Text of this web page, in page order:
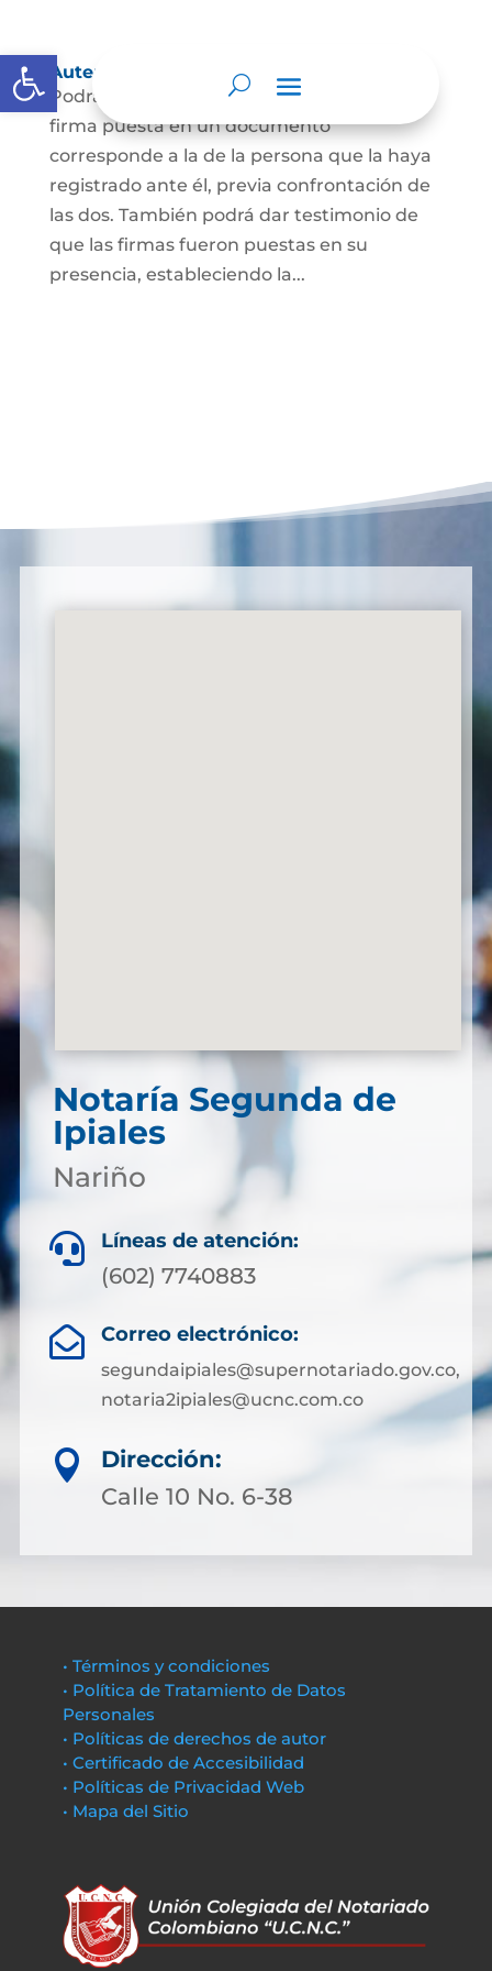
Abrir barra de herramientas
Autenticación de Firma
Podrá dar testimonio escrito de que la
firma puesta en un documento
corresponde a la de la persona que la haya
registrado ante él, previa confrontación de
las dos. También podrá dar testimonio de
que las firmas fueron puestas en su
presencia, estableciendo la...
Notaría Segunda de
Ipiales
Nariño
 Líneas de atención:
(602) 7740883
 Correo electrónico:
segundaipiales@supernotariado.gov.co,
notaria2ipiales@ucnc.com.co

Dirección:
Calle 10 No. 6-38
• Términos y condiciones
• Política de Tratamiento de Datos
Personales
• Políticas de derechos de autor
• Certificado de Accesibilidad
• Políticas de Privacidad Web
• Mapa del Sitio